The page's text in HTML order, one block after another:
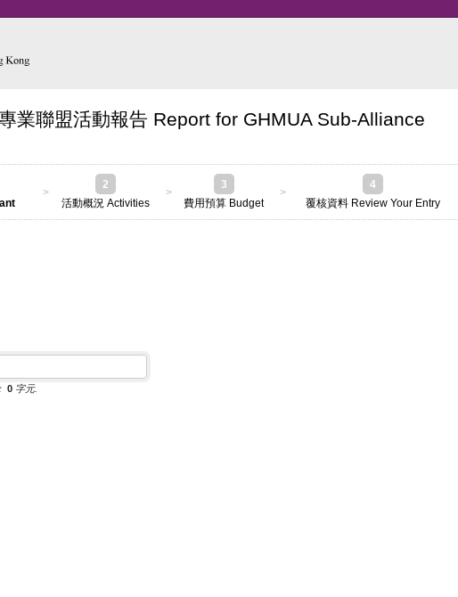
業聯盟活動報告 Report for GHMUA Sub-Alliance
>
2
活動概況 Activities
>
3
費用預算 Budget
>
4
覆核資料 Review Your Entry
0 字元.